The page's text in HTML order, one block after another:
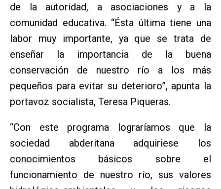
de la autoridad, a asociaciones y a la
comunidad educativa. “Ésta última tiene una
labor muy importante, ya que se trata de
enseñar la importancia de la buena
conservación de nuestro río a los más
pequeños para evitar su deterioro”, apunta la
portavoz socialista, Teresa Piqueras.
“Con este programa lograríamos que la
sociedad abderitana adquiriese los
conocimientos básicos sobre el
funcionamiento de nuestro río, sus valores